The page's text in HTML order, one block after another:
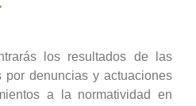
los resultados de las
por denuncias y actuaciones
a la normatividad en